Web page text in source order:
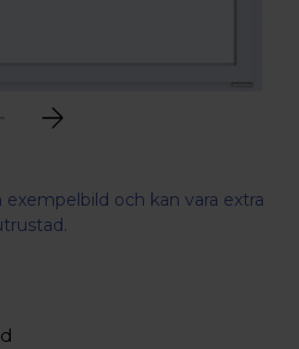
och kan vara extra